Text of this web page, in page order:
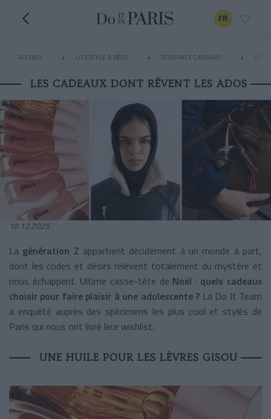
FR
ACCUEIL LIFESTYLE & DÉCO TENDANCE CADEAUX
LES CADEAUX DONT RÊVENT LES ADOS
10.12.2025
La génération Z appartient décidément à un monde à part,
dont les codes et désirs relèvent totalement du mystère et
nous échappent. Ultime casse-tête de Noël : quels cadeaux
choisir pour faire plaisir à une adolescente ? La Do It Team
a enquêté auprès des spécimens les plus cool et stylés de
Paris qui nous ont livré leur wishlist.
UNE HUILE POUR LES LÈVRES GISOU